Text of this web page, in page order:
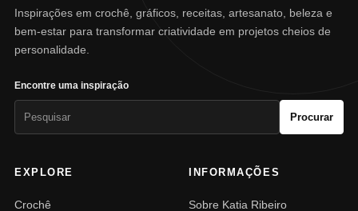
Inspirações em crochê, gráficos, receitas, artesanato, beleza e
bem-estar para transformar criatividade em projetos cheios de
personalidade.
Encontre uma inspiração
Procurar
EXPLORE
Crochê
INFORMAÇÕES
Sobre Katia Ribeiro